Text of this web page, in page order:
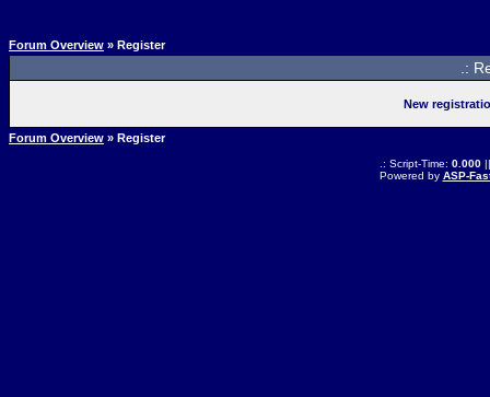
Forum Overview » Register
.:
New
Forum Overview » Register
.: Script-Time: 0.000||
Powered by ASP-